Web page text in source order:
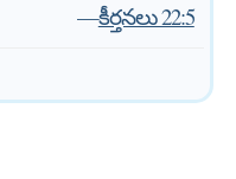
—కీర్తనలు 22:5